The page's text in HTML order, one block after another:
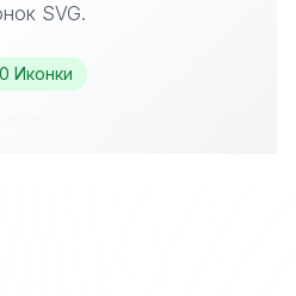
SVG.
0 Иконки